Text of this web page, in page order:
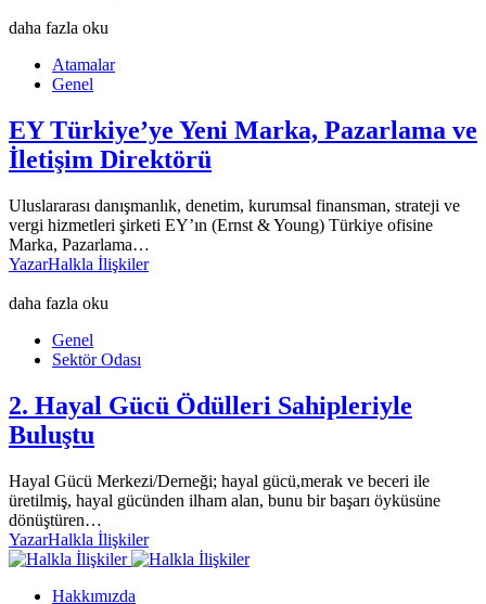
daha fazla oku
Atamalar
Genel
EY Türkiye’ye Yeni Marka, Pazarlama ve
İletişim Direktörü
Uluslararası danışmanlık, denetim, kurumsal finansman, strateji ve
vergi hizmetleri şirketi EY’ın (Ernst & Young) Türkiye ofisine
Marka, Pazarlama…
YazarHalkla İlişkiler
daha fazla oku
Genel
Sektör Odası
2. Hayal Gücü Ödülleri Sahipleriyle
Buluştu
Hayal Gücü Merkezi/Derneği; hayal gücü,merak ve beceri ile
üretilmiş, hayal gücünden ilham alan, bunu bir başarı öyküsüne
dönüştüren…
YazarHalkla İlişkiler
Hakkımızda